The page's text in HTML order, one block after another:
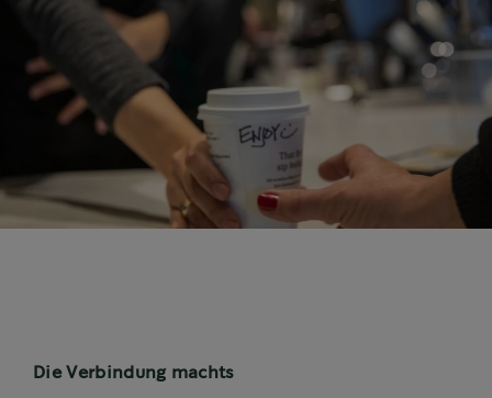
Die Verbindung machts